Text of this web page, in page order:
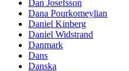
Dan Josefsson
Dana Pourkomeylian
Daniel Kinberg
Daniel Widstrand
Danmark
Dans
Danska